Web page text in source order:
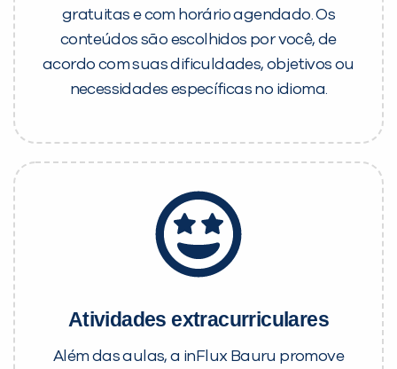
gratuitas e com horário agendado. Os
conteúdos são escolhidos por você, de
acordo com suas dificuldades, objetivos ou
necessidades específicas no idioma.
Atividades extracurriculares
Além das aulas, a inFlux Bauru promove